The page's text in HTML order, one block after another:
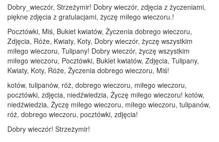
Dobry_wieczór, Strzeżymir! Dobry wieczór, zdjęcia z życzeniami,
piękne zdjęcia z gratulacjami, życzę miłego wieczoru.!
Pocztówki, Miś, Bukiet kwiatów, Życzenia dobrego wieczoru,
Zdjęcia, Róże, Kwiaty, Koty, Dobry wieczór, życzę wszystkim
miłego wieczoru, Tulipany! Dobry wieczór, życzę wszystkim
miłego wieczoru, Pocztówki, Bukiet kwiatów, Zdjęcia, Tulipany,
Kwiaty, Koty, Róże, Życzenia dobrego wieczoru, Miś!
kotów, tulipanów, róż, dobrego wieczoru, miłego wieczoru,
pocztówki, zdjęcia, niedźwiedzia, Życzę miłego wieczoru! kotów,
niedźwiedzia, Życzę miłego wieczoru, miłego wieczoru, tulipanów,
róż, dobrego wieczoru, pocztówki, zdjęcia!
Dobry wieczór! Strzeżymir!